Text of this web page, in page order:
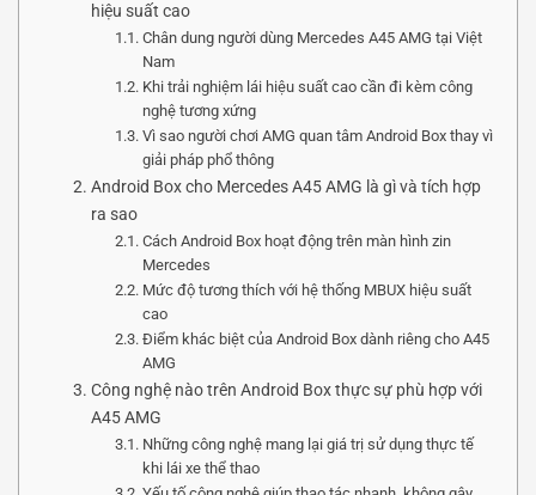
hiệu suất cao
Chân dung người dùng Mercedes A45 AMG tại Việt
Nam
Khi trải nghiệm lái hiệu suất cao cần đi kèm công
nghệ tương xứng
Vì sao người chơi AMG quan tâm Android Box thay vì
giải pháp phổ thông
Android Box cho Mercedes A45 AMG là gì và tích hợp
ra sao
Cách Android Box hoạt động trên màn hình zin
Mercedes
Mức độ tương thích với hệ thống MBUX hiệu suất
cao
Điểm khác biệt của Android Box dành riêng cho A45
AMG
Công nghệ nào trên Android Box thực sự phù hợp với
A45 AMG
Những công nghệ mang lại giá trị sử dụng thực tế
khi lái xe thể thao